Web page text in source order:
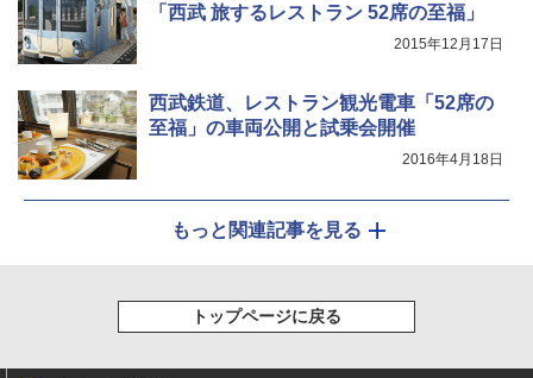
「西武 旅するレストラン 52席の至福」
2015年12月17日
西武鉄道、レストラン観光電車「52席の
至福」の車両公開と試乗会開催
2016年4月18日
もっと関連記事を見る
トップページに戻る